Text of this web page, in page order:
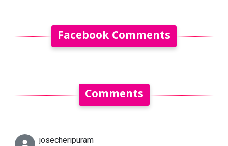
Facebook Comments
Comments
josecheripuram